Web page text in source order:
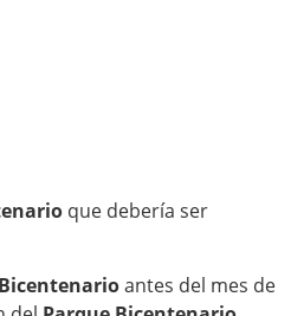
que debería ser
antes del mes de